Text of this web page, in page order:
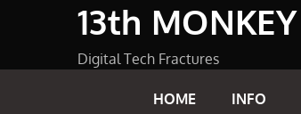
13th MONKEY
Digital Tech Fractures
HOME INFO